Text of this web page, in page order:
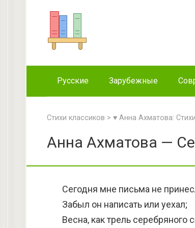
Русские Зарубежные
Стихи классиков > ♥ Анна Ахматова: Стихи
Анна Ахматова —
Сегодня мне письма не
Забыл он написать или уехал;
Весна, как трель серебряного